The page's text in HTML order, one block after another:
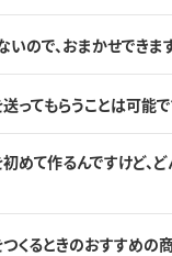
いので、おまかせできま
ってもらうことは可能
めて作るんですけど、
くるときのおすすめの